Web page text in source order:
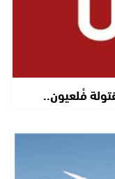
فْلعيون..